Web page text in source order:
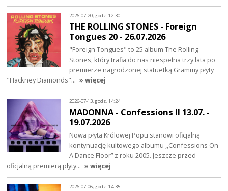
2026-07-20, godz. 12:30
THE ROLLING STONES - Foreign
Tongues 20 - 26.07.2026
"Foreign Tongues" to 25 album The Rolling
Stones, który trafia do nas niespełna trzy lata po
premierze nagrodzonej statuetką Grammy płyty
"Hackney Diamonds"… » więcej
2026-07-13, godz. 14:24
MADONNA - Confessions II 13.07. -
19.07.2026
Nowa płyta Królowej Popu stanowi oficjalną
kontynuację kultowego albumu ,,Confessions On
A Dance Floor” z roku 2005. Jeszcze przed
oficjalną premierą płyty… » więcej
2026-07-06, godz. 14:35